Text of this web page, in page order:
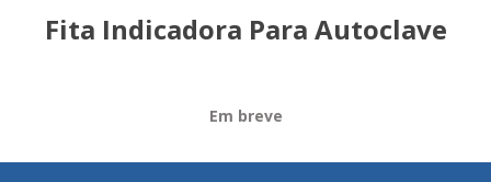
Fita Indicadora Para Autoclave
Em breve